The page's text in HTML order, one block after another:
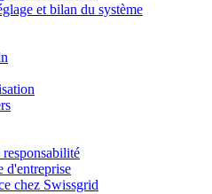
et bilan du système
d'entreprise
chez Swissgrid